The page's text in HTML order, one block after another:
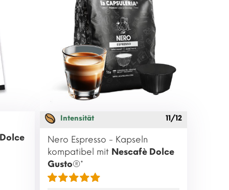
Intensität 11/12
Nero Espresso - Kapseln
kompatibel mit Nescafè Dolce
Gusto®*